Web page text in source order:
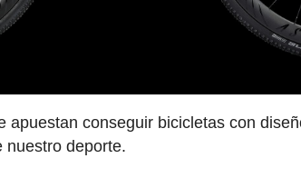
apuestan conseguir bicicletas con
nuestro deporte.